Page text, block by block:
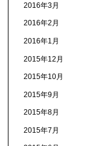
2016年3月
2016年2月
2016年1月
2015年12月
2015年10月
2015年9月
2015年8月
2015年7月